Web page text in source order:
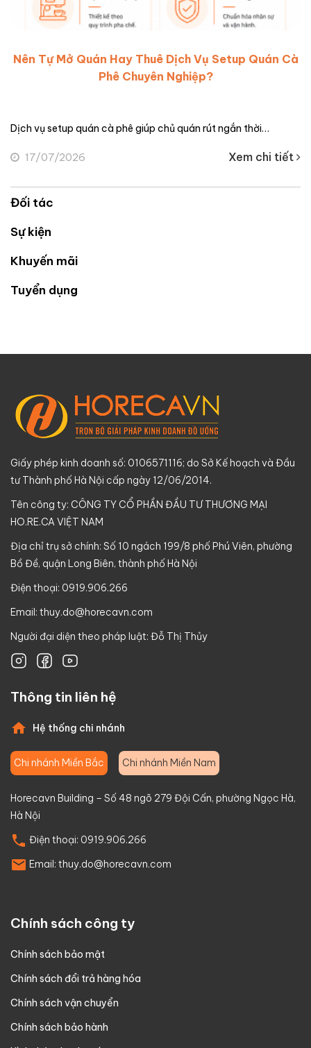
Đối tác
Sự kiện
Khuyến mãi
Tuyển dụng
Nên Tự Mở Quán Hay Thuê Dịch Vụ Setup Quán Cà
Phê Chuyên Nghiệp?
Dịch vụ setup quán cà phê giúp chủ quán rút ngắn thời…
17/07/2026 Xem chi tiết
Giấy phép kinh doanh số: 0106571116; do Sở Kế hoạch và Đầu
tư Thành phố Hà Nội cấp ngày 12/06/2014.
Tên công ty: CÔNG TY CỔ PHẦN ĐẦU TƯ THƯƠNG MẠI
HO.RE.CA VIỆT NAM
Địa chỉ trụ sở chính: Số 10 ngách 199/8 phố Phú Viên, phường
Bồ Đề, quận Long Biên, thành phố Hà Nội
Điện thoại: 0919.906.266
Email: thuy.do@horecavn.com
Người đại diện theo pháp luật: Đỗ Thị Thủy
Thông tin liên hệ
Hệ thống chi nhánh
Chi nhánh Miền Bắc Chi nhánh Miền Nam
Horecavn Building – Số 48 ngõ 279 Đội Cấn, phường Ngọc Hà,
Hà Nội
Điện thoại: 0919.906.266
Email: thuy.do@horecavn.com
Chính sách công ty
Chính sách bảo mật
Chính sách đổi trả hàng hóa
Chính sách vận chuyển
Chính sách bảo hành